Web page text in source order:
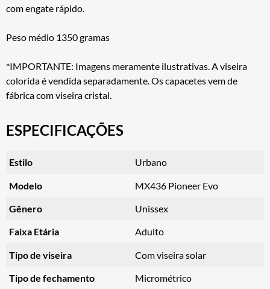
com engate rápido.
Peso médio 1350 gramas
*IMPORTANTE: Imagens meramente ilustrativas. A viseira
colorida é vendida separadamente. Os capacetes vem de
fábrica com viseira cristal.
ESPECIFICAÇÕES
Estilo Urbano
Modelo MX436 Pioneer Evo
Gênero Unissex
Faixa Etária Adulto
Tipo de viseira Com viseira solar
Tipo de fechamento Micrométrico